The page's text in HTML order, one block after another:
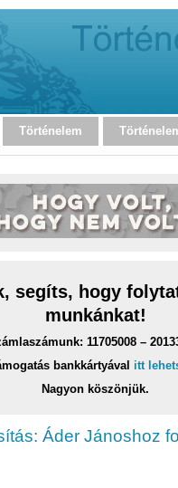
Történelem
segíts, hogy
munkánkat!
11705008 –
bankkártyával itt
Nagyon köszönjük.
Áder Jánoshoz